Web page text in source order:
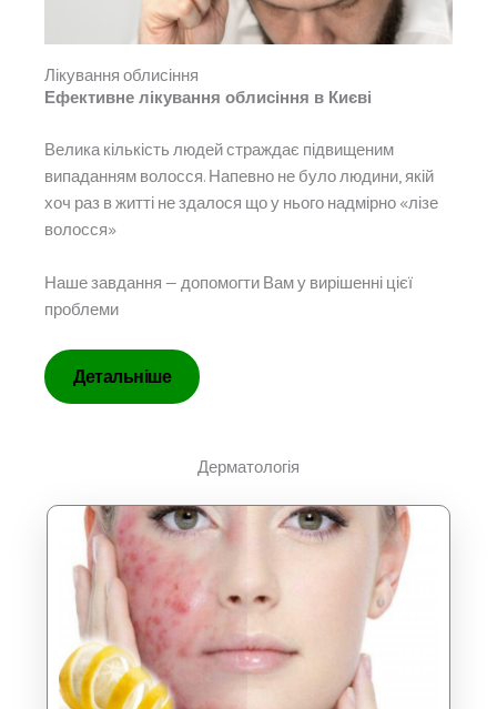
Лікування облисіння
Ефективне лікування облисіння в Києві
Велика кількість людей страждає підвищеним
випаданням волосся. Напевно не було людини, якій
хоч раз в житті не здалося що у нього надмірно «лізе
волосся»
Наше завдання — допомогти Вам у вирішенні цієї
проблеми
Детальніше
Дерматологія